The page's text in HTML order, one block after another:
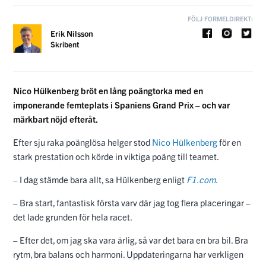
Erik Nilsson
Skribent
FÖLJ FORMELDIREKT:
Nico Hülkenberg bröt en lång poängtorka med en
imponerande femteplats i Spaniens Grand Prix – och var
märkbart nöjd efteråt.
Efter sju raka poänglösa helger stod Nico Hülkenbergför en
stark prestation och körde in viktiga poäng till teamet.
– I dag stämde bara allt, sa Hülkenberg enligt F1.com.
– Bra start, fantastisk första varv där jag tog flera placeringar –
det lade grunden för hela racet.
– Efter det, om jag ska vara ärlig, så var det bara en bra bil. Bra
rytm, bra balans och harmoni. Uppdateringarna har verkligen